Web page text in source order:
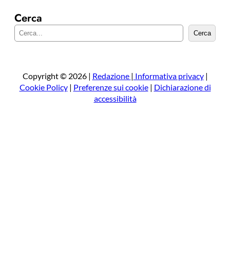
Cerca
e
a
Cerca
Copyright © 2026 | Redazione | Informativa privacy|
Cookie Policy| Preferenze sui cookie| Dichiarazione di
accessibilità